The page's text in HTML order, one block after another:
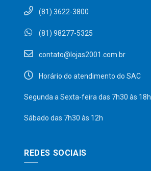
(81) 3622-3800
(81) 98277-5325
contato@lojas2001.com.br
Horário do atendimento do SAC
Segunda a Sexta-feira das 7h30 às 18h
Sábado das 7h30 às 12h
REDES SOCIAIS